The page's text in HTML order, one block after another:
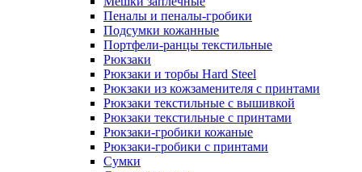
Пеналы и пеналы-гробики
Подсумки кожанные
Портфели-ранцы текстильные
Рюкзаки
Рюкзаки и торбы Hard Steel
Рюкзаки из кожзаменителя с принтами
Рюкзаки текстильные с вышивкой
Рюкзаки текстильные с принтами
Рюкзаки-гробики кожаные
Рюкзаки-гробики с принтами
Сумки